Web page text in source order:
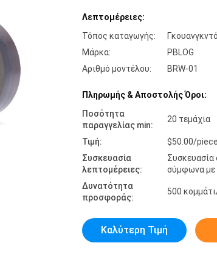
Λεπτομέρειες:
Τόπος καταγωγής:
Μάρκα:
PBLOG
Αριθμό μοντέλου:
BRW-01
Πληρωμής & Αποστολής Όροι:
Ποσότητα
παραγγελίας min:
20 τεμάχια
Τιμή:
$50.00/
Συσκευασία
λεπτομέρειες:
Συσκευασία
σύμφωνα με
Δυνατότητα
προσφοράς:
500
Καλύτερη Τιμή